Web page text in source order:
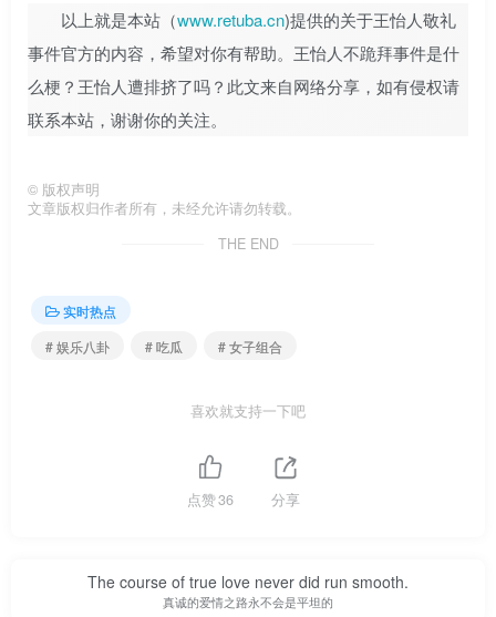
以上就是本站（www.retuba.cn)提供的关于王怡人敬礼
事件官方的内容，希望对你有帮助。王怡人不跪拜事件是什
么梗？王怡人遭排挤了吗？此文来自网络分享，如有侵权请
联系本站，谢谢你的关注。
© 版权声明
文章版权归作者所有，未经允许请勿转载。
THE END
实时热点
# 娱乐八卦
# 吃瓜 # 女子组合
喜欢就支持一下吧
点赞36 分享
The course of true love never did run smooth.
真诚的爱情之路永不会是平坦的